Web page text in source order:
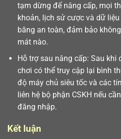
tạm dừng để nâng cấp, mọi
khoản, lịch sử cược và dữ
băng an toàn, đảm bảo
mát nào.
Hỗ trợ sau nâng cấp: Sau
chơi có thể truy cập lại bình
độ máy chủ siêu tốc và các
liên hệ bộ phận CSKH nếu
đăng nhập.
Kết luận